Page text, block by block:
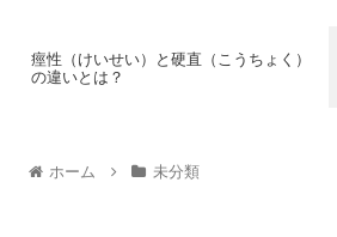
痙性（けいせい）と硬直（こうちょく）
の違いとは？
ホーム 未分類